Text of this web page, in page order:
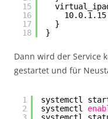
15
16
17
18
10.0.1.15
}
}
Dann wird der Service
gestartet und für
1
2
systemctl
systemctl